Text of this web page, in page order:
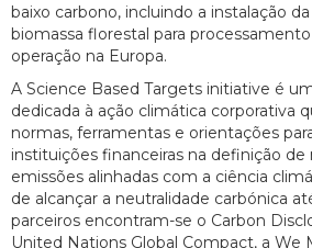
baixo carbono, incluindo a instalação
biomassa florestal para
operação na Europa.
A Science Based Targets initiative é
dedicada à ação climática corporativa
normas, ferramentas e orientações
instituições financeiras na definição
emissões alinhadas com a ciência
de alcançar a neutralidade carbónica
parceiros encontram-se o Carbon
United Nations Global Compact, a We